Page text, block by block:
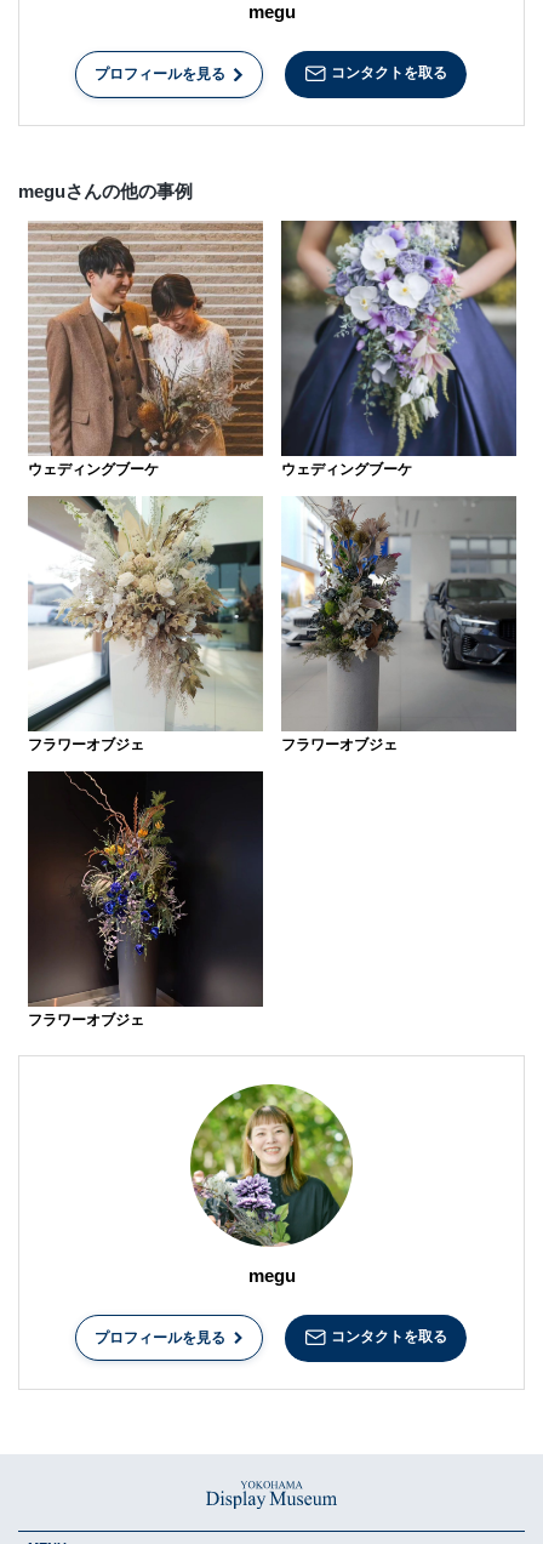
megu
プロフィールを見る コンタクトを取る
meguさんの他の事例
ウェディングブーケ ウェディングブーケ
フラワーオブジェ フラワーオブジェ
フラワーオブジェ
megu
プロフィールを見る コンタクトを取る